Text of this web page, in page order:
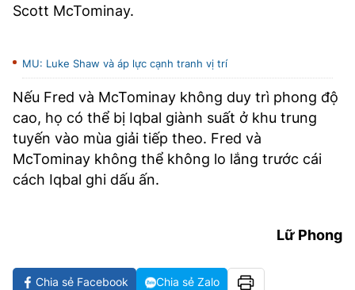
Scott McTominay.
MU: Luke Shaw và áp lực cạnh tranh vị trí
Nếu Fred và McTominay không duy trì phong độ
cao, họ có thể bị Iqbal giành suất ở khu trung
tuyến vào mùa giải tiếp theo. Fred và
McTominay không thể không lo lắng trước cái
cách Iqbal ghi dấu ấn.
Lữ Phong
Chia sẻ Facebook Chia sẻ Zalo